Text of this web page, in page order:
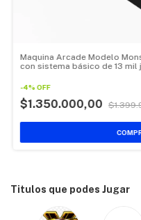
Maquina Arcade Modelo
con sistema básico de 13 mil
-4% OFF
$1.350.000,00
Titulos que podes Jugar